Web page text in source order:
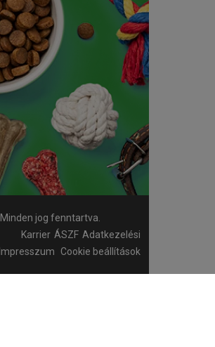
Minden jog fenntartva.
Karrier ÁSZF Adatkezelési
Impresszum Cookie beállítások